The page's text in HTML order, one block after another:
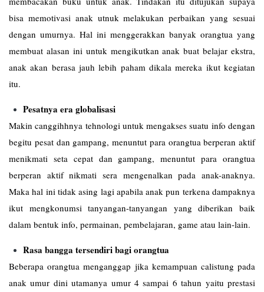
bisa memotivasi anak utnuk melakukan perbaikan yang sesuai
dengan umurnya. Hal ini menggerakkan banyak orangtua yang
membuat alasan ini untuk mengikutkan anak buat belajar ekstra,
anak akan berasa jauh lebih paham dikala mereka ikut kegiatan
itu.
Pesatnya era globalisasi
Makin canggihhnya tehnologi untuk mengakses suatu info dengan
begitu pesat dan gampang, menuntut para orangtua berperan aktif
menikmati seta cepat dan gampang, menuntut para orangtua
berperan aktif nikmati sera mengenalkan pada anak-anaknya.
Maka hal ini tidak asing lagi apabila anak pun terkena dampaknya
ikut mengkonumsi tanyangan-tanyangan yang diberikan baik
dalam bentuk info, permainan, pembelajaran, game atau lain-lain.
Rasa bangga tersendiri bagi orangtua
Beberapa orangtua menganggap jika kemampuan calistung pada
anak umur dini utamanya umur 4 sampai 6 tahun yaitu prestasi